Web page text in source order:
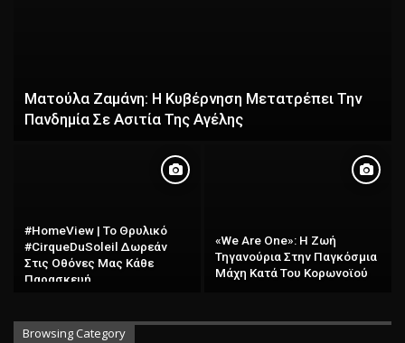
Ματούλα Ζαμάνη: Η Κυβέρνηση Μετατρέπει Την
Πανδημία Σε Ασιτία Της Αγέλης
#HomeView | Το Θρυλικό
#CirqueDuSoleil Δωρεάν
Στις Οθόνες Μας Κάθε
Παρασκευή
«We Are One»: Η Ζωή
Τηγανούρια Στην Παγκόσμια
Μάχη Κατά Του Κορωνοϊού
Browsing Category